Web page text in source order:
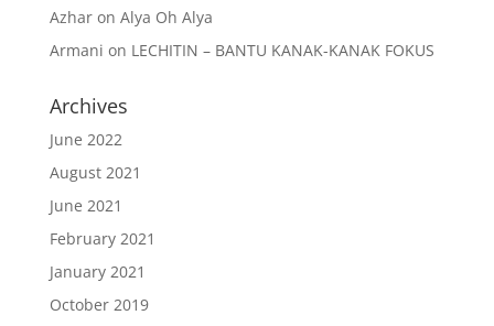
Azharon Alya Oh Alya
Armani on LECHITIN – BANTU KANAK-KANAK FOKUS
Archives
June 2022
August 2021
June 2021
February 2021
January 2021
October 2019